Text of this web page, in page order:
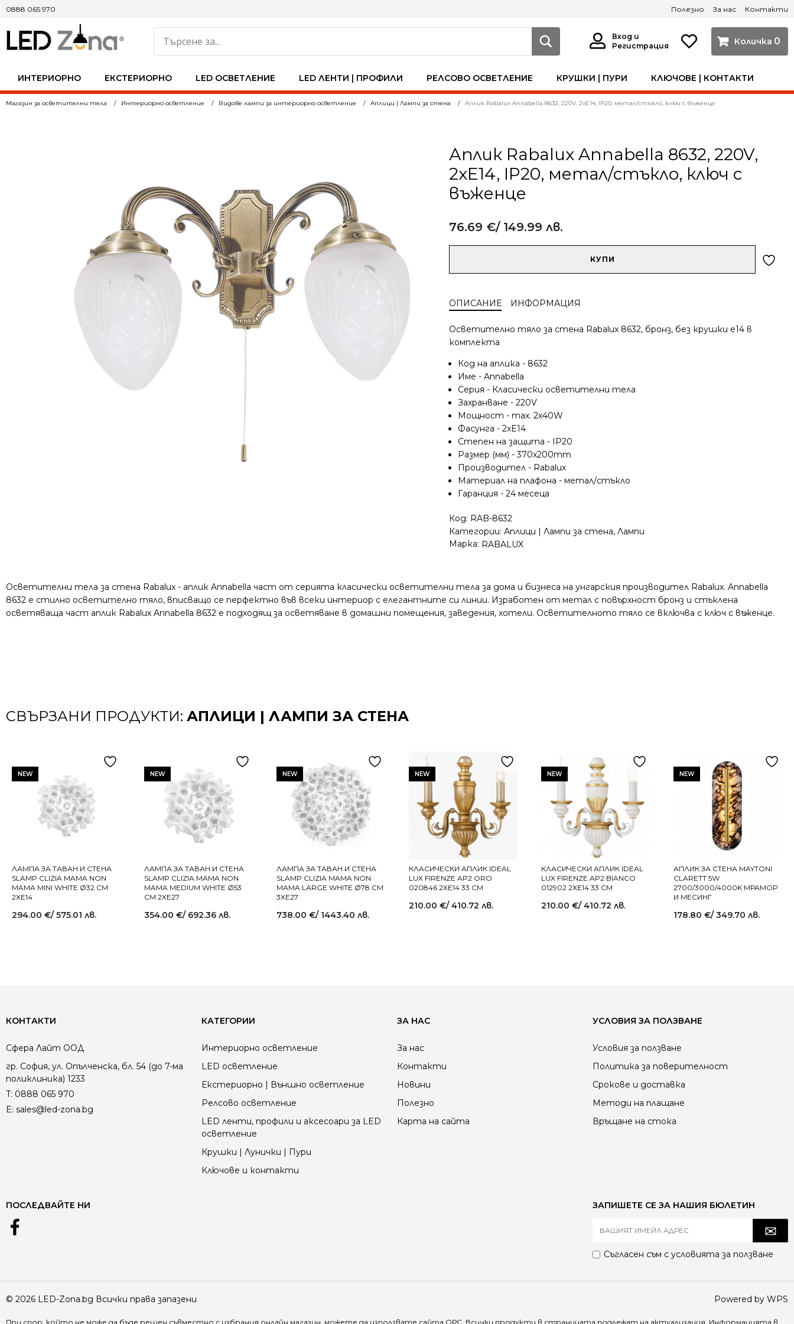
ИНТЕРИОРНО ЕКСТЕРИОРНО LED ОСВЕТЛЕНИЕ LED ЛЕНТИ | ПРОФИЛИ РЕЛСОВО ОСВЕТЛЕНИЕ КРУШКИ | ПУРИ КЛЮЧОВЕ | КОНТАКТИ
0
0888 065 970
Вход и
Регистрация
Полезно За нас Контакти
Магазин за осветителни тела Интериорно осветление Видове лампи за интериорно осветление Аплици | Лампи за стена Аплик Rabalux Annabella 8632, 220V, 2xE14, IP20, метал/стъкло, ключ с въженце
Аплик Rabalux Annabella 8632, 220V,
2xE14, IP20, метал/стъкло, ключ с
въженце
76.69 €/ 149.99 лв.
Annabella
220V,
2xE14,
метал/
стъкло,
ключ
с
въженце
КУПИ
ОПИСАНИЕ ИНФОРМАЦИЯ
Осветително тяло за стена Rabalux 8632, бронз, без крушки е14 в
комплекта
Код на аплика - 8632
Име - Annabella
Серия - Класически осветителни тела
Захранване - 220V
Мощност - max. 2x40W
Фасунга - 2xE14
Степен на защита - IP20
Размер (мм) - 370x200mm
Производител - Rabalux
Материал на плафона - метал/стъкло
Гаранция - 24 месеца
Код: RAB-8632
Категории: Аплици | Лампи за стена, Лампи
Марка: RABALUX
Осветителни тела за стена Rabalux - аплик Annabella част от серията класически осветителни тела за дома и бизнеса на унгарския производител Rabalux. Annabella
8632 е стилно осветително тяло, вписващо се перфектно във всеки интериор с елегантните си линии. Изработен от метал с повърхност бронз и стъклена
осветяваща част аплик Rabalux Annabella 8632 е подходящ за осветяване в домашни помещения, заведения, хотели. Осветителното тяло се включва с ключ с въженце.
СВЪРЗАНИ ПРОДУКТИ: АПЛИЦИ | ЛАМПИ ЗА СТЕНА
NEW
ЛАМПА ЗА ТАВАН И СТЕНА
SLAMP CLIZIA MAMA NON
MAMA MINI WHITE Ø32 СМ
2XE14
294.00 €/ 575.01 лв.
NEW
ЛАМПА ЗА ТАВАН И СТЕНА
SLAMP CLIZIA MAMA NON
MAMA MEDIUM WHITE Ø53
СМ 2XE27
354.00 €/ 692.36 лв.
NEW
ЛАМПА ЗА ТАВАН И СТЕНА
SLAMP CLIZIA MAMA NON
MAMA LARGE WHITE Ø78 СМ
3XE27
738.00 €/ 1443.40 лв.
NEW
КЛАСИЧЕСКИ АПЛИК IDEAL
LUX FIRENZE AP2 ORO
020846 2XE14 33 СМ
210.00 €/ 410.72 лв.
NEW
КЛАСИЧЕСКИ АПЛИК IDEAL
LUX FIRENZE AP2 BIANCO
012902 2XE14 33 СМ
210.00 €/ 410.72 лв.
NEW
АПЛИК ЗА СТЕНА MAYTONI
CLARETT 5W
2700/3000/4000K МРАМОР
И МЕСИНГ
178.80 €/ 349.70 лв.
КОНТАКТИ
Сфера Лайт ООД
гр. София, ул. Опълченска, бл. 54 (до 7-ма
поликлиника) 1233
T: 0888 065 970
E: sales@led-zona.bg
КАТЕГОРИИ
Интериорно осветление
LED осветление
Екстериорно | Външно осветление
Релсово осветление
LED ленти, профили и аксесоари за LED
осветление
Крушки | Лунички | Пури
Ключове и контакти
ЗА НАС
За нас
Контакти
Новини
Полезно
Карта на сайта
УСЛОВИЯ ЗА ПОЛЗВАНЕ
Условия за ползване
Политика за поверителност
Срокове и доставка
Методи на плащане
Връщане на стока
ПОСЛЕДВАЙТЕ НИ ЗАПИШЕТЕ СЕ ЗА НАШИЯ БЮЛЕТИН
Съгласен съм с условията за ползване
© 2026 LED-Zona.bg Всички права запазени Powered by WPS
При спор, който не може да бъде решен съвместно с избрания онлайн магазин, можете да използвате сайта ОРС . Всички продукти в страницата подлежат на актуализация. Информацията в